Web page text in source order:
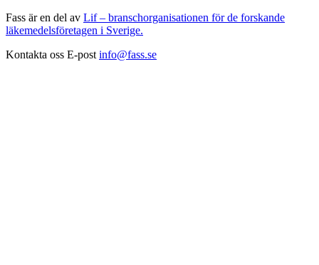
Fass är en del av Lif – branschorganisationen för de forskande
läkemedelsföretagen i Sverige.
Kontakta oss E-post info@fass.se